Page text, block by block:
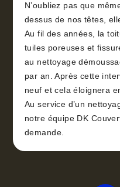
N’oubliez pas que
dessus de nos têtes,
Au fil des années, la
tuiles poreuses et
au nettoyage
par an. Après cette
neuf et cela éloignera
Au service d’un
notre équipe DK
demande.